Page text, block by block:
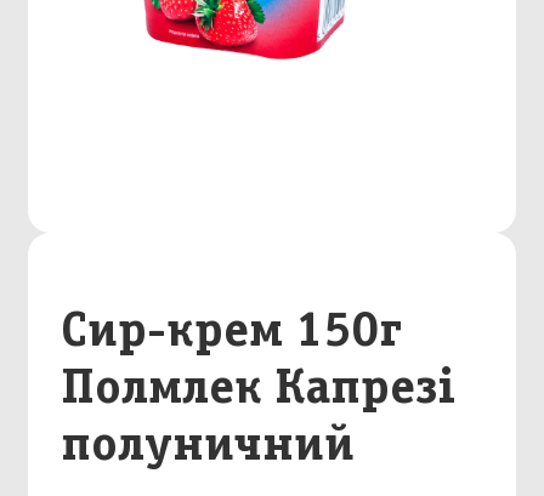
Сир-крем 150г
Полмлек Капрезі
полуничний